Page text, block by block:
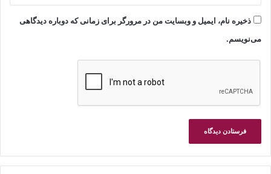
ذخیره نام، ایمیل و وبسایت من در مرورگر برای زمانی که دوباره دیدگاهی
می‌نویسم.